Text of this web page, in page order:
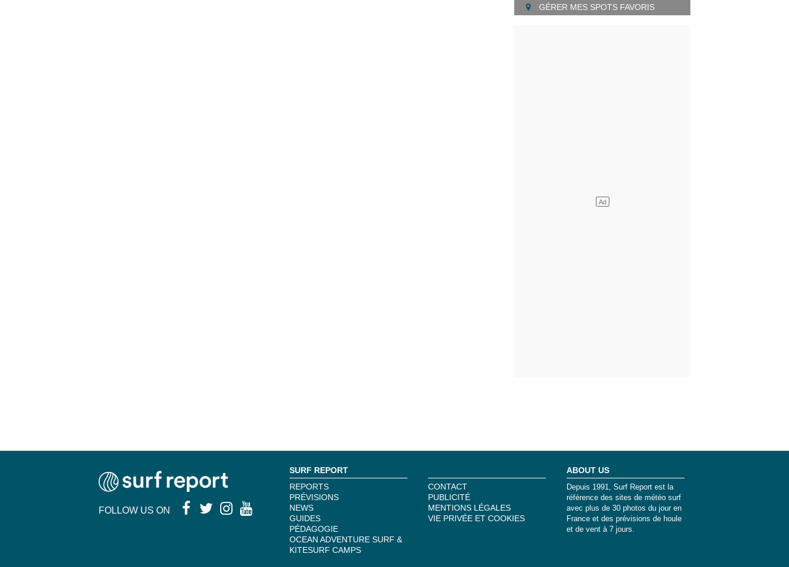
GÉRER MES SPOTS FAVORIS
FOLLOW US ON
SURF REPORT
REPORTS
PRÉVISIONS
NEWS
GUIDES
PÉDAGOGIE
OCEAN ADVENTURE SURF &
KITESURF CAMPS
CONTACT
PUBLICITÉ
MENTIONS LÉGALES
VIE PRIVÉE ET COOKIES
ABOUT US
Depuis 1991, Surf Report est la
référence des sites de météo surf
avec plus de 30 photos du jour en
France et des prévisions de houle
et de vent à 7 jours.